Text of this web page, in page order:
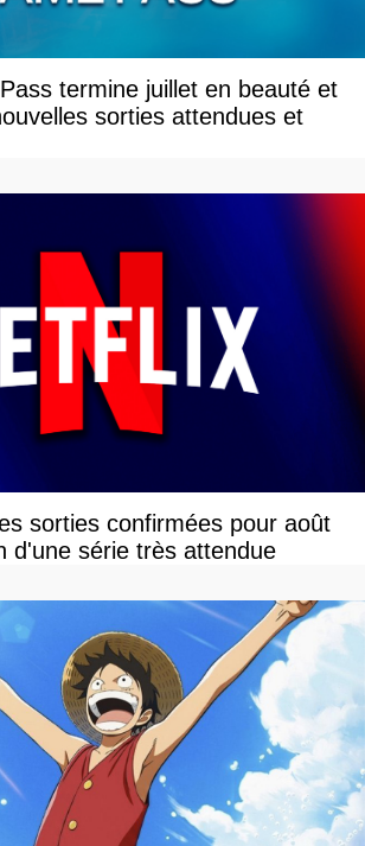
termine juillet en beauté et
sorties attendues et
sorties confirmées pour août
d'une série très attendue